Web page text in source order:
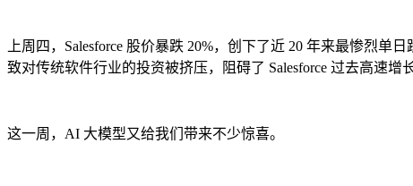
上周四，Salesforce 股价暴跌 20%，创下了近 20 年来最惨烈
致对传统软件行业的投资被挤压，阻碍了 Salesforce 过去高速
这一周，AI 大模型又给我们带来不少惊喜。